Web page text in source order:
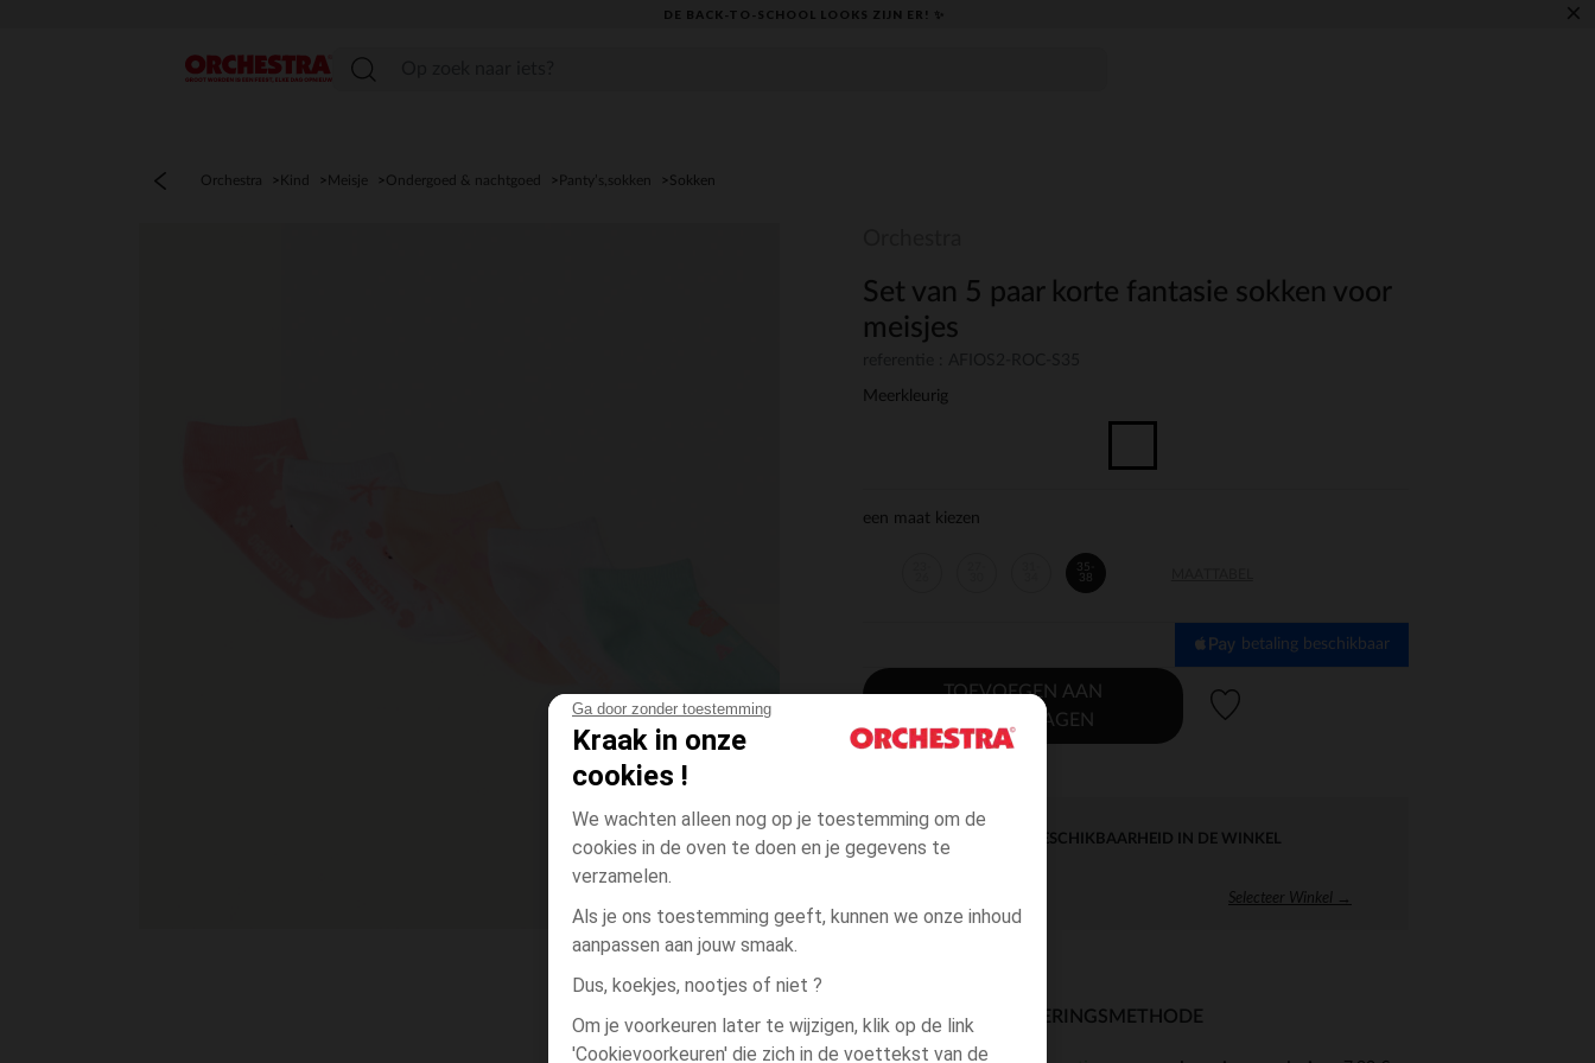
Ga door zonder toestemming
Kraak in onze
cookies !
We wachten alleen nog op je toestemming om de
cookies in de oven te doen en je gegevens te
verzamelen.
Als je ons toestemming geeft, kunnen we onze inhoud
aanpassen aan jouw smaak.
Dus, koekjes, nootjes of niet ?
Om je voorkeuren later te wijzigen, klik op de link
'Cookievoorkeuren' die zich in de voettekst van de
DE BACK-TO-SCHOOL LOOKS ZIJN ER! ✨ ×
menu
Orchestra Kind Meisje Ondergoed & nachtgoed Panty’s,sokken Sokken
Set van 5 paar korte fantasie sokken voor
meisjes
Meerkleurig
een maat kiezen
35-
38
betaling beschikbaar
TOEVOEGEN AAN
WINKELWAGEN
DIRECTE BESCHIKBAARHEID IN DE WINKEL
Selecteer Winkel →
BESCHIKBAARE LEVERINGSMETHODE